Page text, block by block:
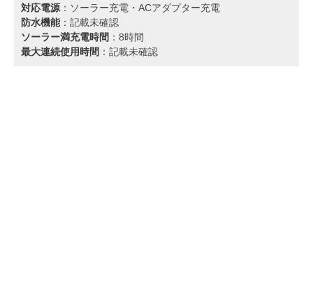
対応電源：‎ソーラー充電‎・ACアダプター充電
防水機能：記載未確認
ソーラー満充電時間 ：8時間
最大連続使用時間 ：記載未確認